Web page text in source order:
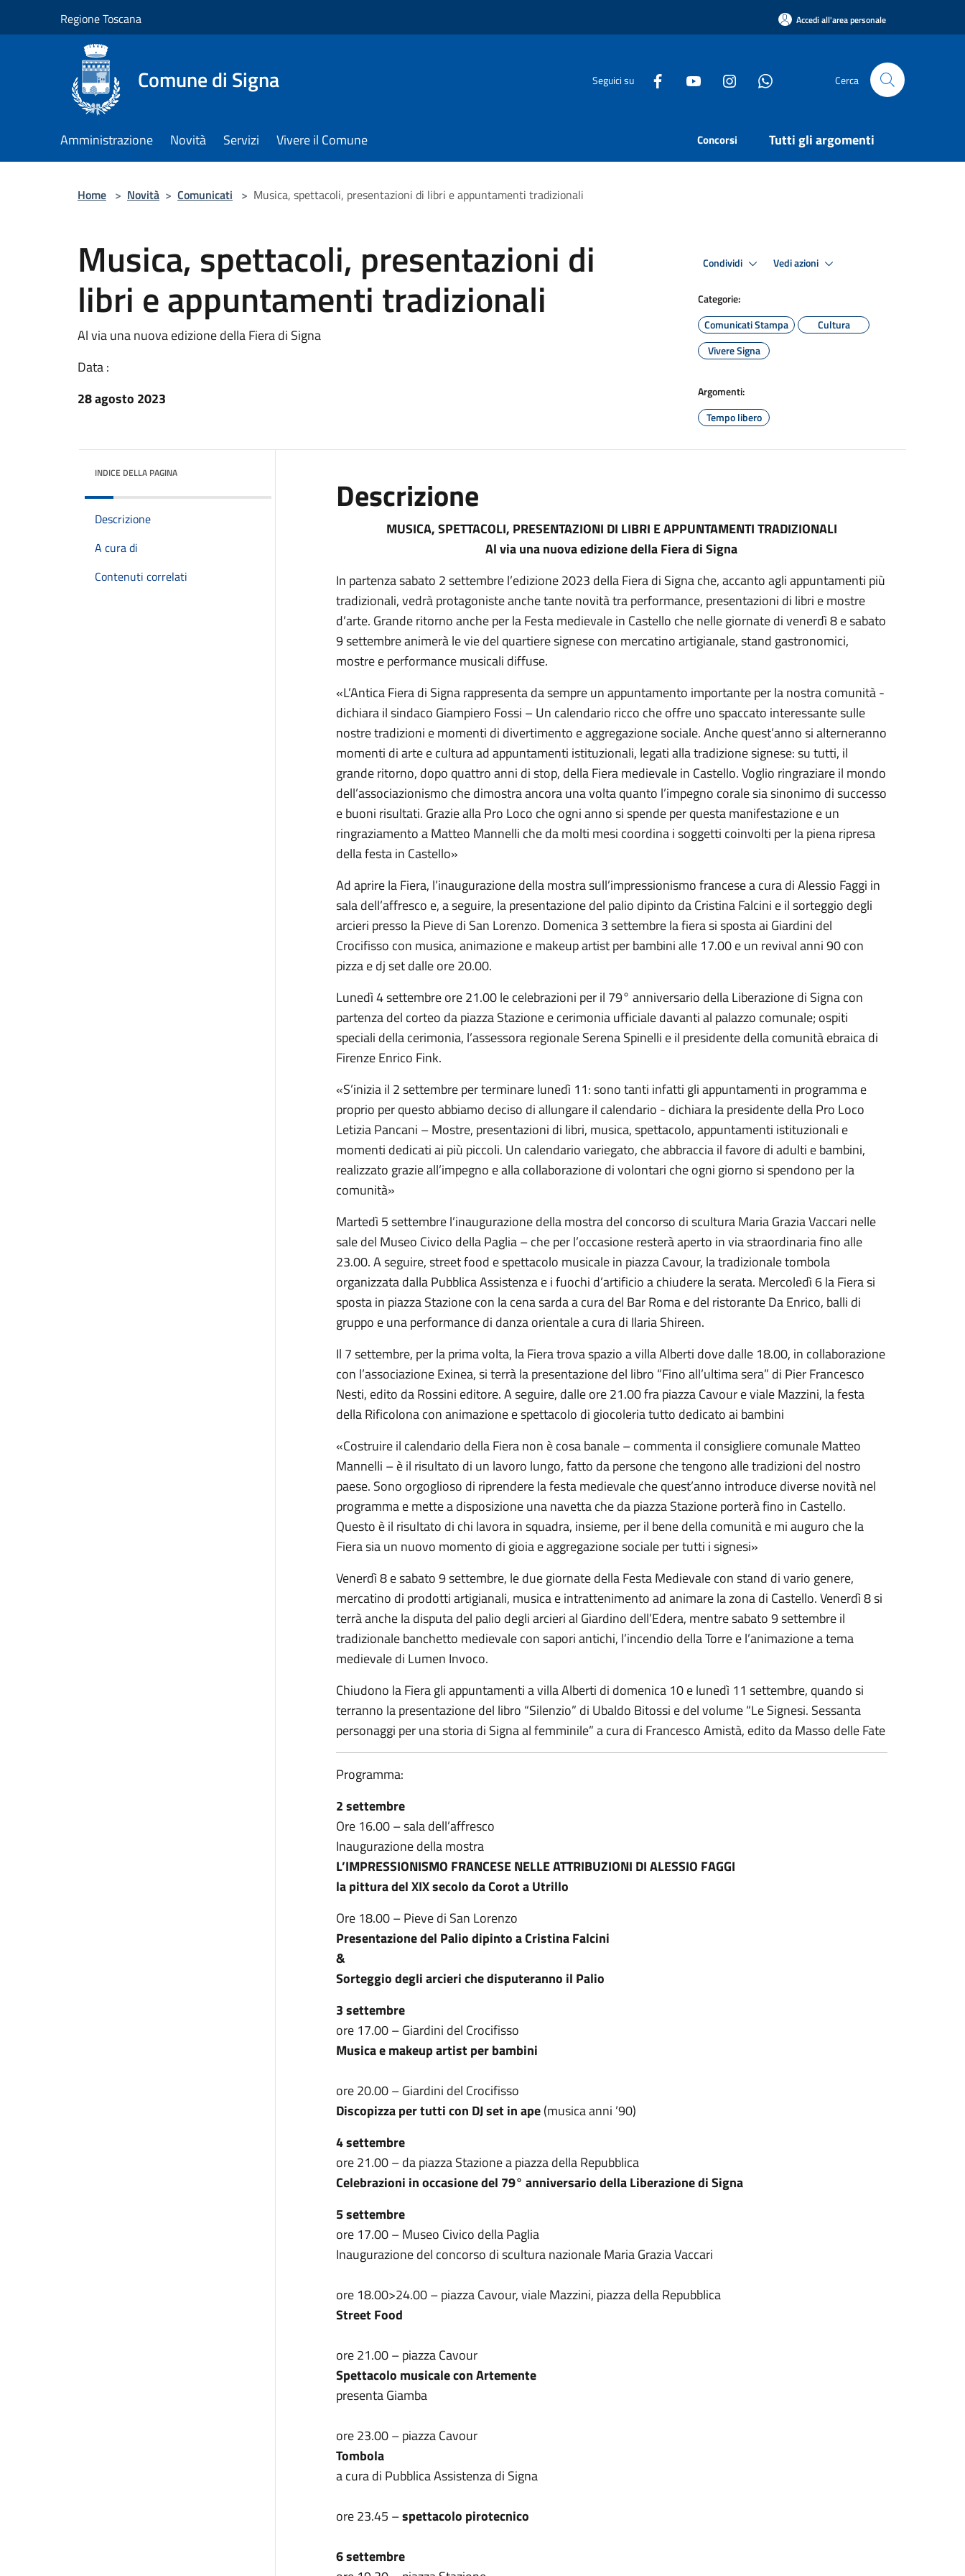
Regione Toscana Accedi all'area personale
Comune di Signa Seguici su Cerca
Amministrazione Novità Servizi Vivere il Comune Concorsi Tutti gli argomenti
Home > Novità > Comunicati > Musica, spettacoli, presentazioni di libri e appuntamenti tradizionali
Musica, spettacoli, presentazioni di
libri e appuntamenti tradizionali
Al via una nuova edizione della Fiera di Signa
Data :
28 agosto 2023
Condividi Vedi azioni
Categorie:
Comunicati Stampa
Cultura
Vivere Signa
Argomenti:
Tempo libero
INDICE DELLA PAGINA
Descrizione
A cura di
Contenuti correlati
Descrizione
MUSICA, SPETTACOLI, PRESENTAZIONI DI LIBRI E APPUNTAMENTI TRADIZIONALI
Al via una nuova edizione della Fiera di Signa
In partenza sabato 2 settembre l’edizione 2023 della Fiera di Signa che, accanto agli appuntamenti più
tradizionali, vedrà protagoniste anche tante novità tra performance, presentazioni di libri e mostre
d’arte. Grande ritorno anche per la Festa medievale in Castello che nelle giornate di venerdì 8 e sabato
9 settembre animerà le vie del quartiere signese con mercatino artigianale, stand gastronomici,
mostre e performance musicali diffuse.
«L’Antica Fiera di Signa rappresenta da sempre un appuntamento importante per la nostra comunità -
dichiara il sindaco Giampiero Fossi – Un calendario ricco che offre uno spaccato interessante sulle
nostre tradizioni e momenti di divertimento e aggregazione sociale. Anche quest’anno si alterneranno
momenti di arte e cultura ad appuntamenti istituzionali, legati alla tradizione signese: su tutti, il
grande ritorno, dopo quattro anni di stop, della Fiera medievale in Castello. Voglio ringraziare il mondo
dell’associazionismo che dimostra ancora una volta quanto l’impegno corale sia sinonimo di successo
e buoni risultati. Grazie alla Pro Loco che ogni anno si spende per questa manifestazione e un
ringraziamento a Matteo Mannelli che da molti mesi coordina i soggetti coinvolti per la piena ripresa
della festa in Castello»
Ad aprire la Fiera, l’inaugurazione della mostra sull’impressionismo francese a cura di Alessio Faggi in
sala dell’affresco e, a seguire, la presentazione del palio dipinto da Cristina Falcini e il sorteggio degli
arcieri presso la Pieve di San Lorenzo. Domenica 3 settembre la fiera si sposta ai Giardini del
Crocifisso con musica, animazione e makeup artist per bambini alle 17.00 e un revival anni 90 con
pizza e dj set dalle ore 20.00.
Lunedì 4 settembre ore 21.00 le celebrazioni per il 79° anniversario della Liberazione di Signa con
partenza del corteo da piazza Stazione e cerimonia ufficiale davanti al palazzo comunale; ospiti
speciali della cerimonia, l’assessora regionale Serena Spinelli e il presidente della comunità ebraica di
Firenze Enrico Fink.
«S’inizia il 2 settembre per terminare lunedì 11: sono tanti infatti gli appuntamenti in programma e
proprio per questo abbiamo deciso di allungare il calendario - dichiara la presidente della Pro Loco
Letizia Pancani – Mostre, presentazioni di libri, musica, spettacolo, appuntamenti istituzionali e
momenti dedicati ai più piccoli. Un calendario variegato, che abbraccia il favore di adulti e bambini,
realizzato grazie all’impegno e alla collaborazione di volontari che ogni giorno si spendono per la
comunità»
Martedì 5 settembre l’inaugurazione della mostra del concorso di scultura Maria Grazia Vaccari nelle
sale del Museo Civico della Paglia – che per l’occasione resterà aperto in via straordinaria fino alle
23.00. A seguire, street food e spettacolo musicale in piazza Cavour, la tradizionale tombola
organizzata dalla Pubblica Assistenza e i fuochi d’artificio a chiudere la serata. Mercoledì 6 la Fiera si
sposta in piazza Stazione con la cena sarda a cura del Bar Roma e del ristorante Da Enrico, balli di
gruppo e una performance di danza orientale a cura di Ilaria Shireen.
Il 7 settembre, per la prima volta, la Fiera trova spazio a villa Alberti dove dalle 18.00, in collaborazione
con l’associazione Exinea, si terrà la presentazione del libro “Fino all’ultima sera” di Pier Francesco
Nesti, edito da Rossini editore. A seguire, dalle ore 21.00 fra piazza Cavour e viale Mazzini, la festa
della Rificolona con animazione e spettacolo di giocoleria tutto dedicato ai bambini
«Costruire il calendario della Fiera non è cosa banale – commenta il consigliere comunale Matteo
Mannelli – è il risultato di un lavoro lungo, fatto da persone che tengono alle tradizioni del nostro
paese. Sono orgoglioso di riprendere la festa medievale che quest’anno introduce diverse novità nel
programma e mette a disposizione una navetta che da piazza Stazione porterà fino in Castello.
Questo è il risultato di chi lavora in squadra, insieme, per il bene della comunità e mi auguro che la
Fiera sia un nuovo momento di gioia e aggregazione sociale per tutti i signesi»
Venerdì 8 e sabato 9 settembre, le due giornate della Festa Medievale con stand di vario genere,
mercatino di prodotti artigianali, musica e intrattenimento ad animare la zona di Castello. Venerdì 8 si
terrà anche la disputa del palio degli arcieri al Giardino dell’Edera, mentre sabato 9 settembre il
tradizionale banchetto medievale con sapori antichi, l’incendio della Torre e l’animazione a tema
medievale di Lumen Invoco.
Chiudono la Fiera gli appuntamenti a villa Alberti di domenica 10 e lunedì 11 settembre, quando si
terranno la presentazione del libro “Silenzio” di Ubaldo Bitossi e del volume “Le Signesi. Sessanta
personaggi per una storia di Signa al femminile” a cura di Francesco Amistà, edito da Masso delle Fate
Programma:
2 settembre
Ore 16.00 – sala dell’affresco
Inaugurazione della mostra
L’IMPRESSIONISMO FRANCESE NELLE ATTRIBUZIONI DI ALESSIO FAGGI
la pittura del XIX secolo da Corot a Utrillo
Ore 18.00 – Pieve di San Lorenzo
Presentazione del Palio dipinto a Cristina Falcini
&
Sorteggio degli arcieri che disputeranno il Palio
3 settembre
ore 17.00 – Giardini del Crocifisso
Musica e makeup artist per bambini
ore 20.00 – Giardini del Crocifisso
Discopizza per tutti con DJ set in ape(musica anni ’90)
4 settembre
ore 21.00 – da piazza Stazione a piazza della Repubblica
Celebrazioni in occasione del 79° anniversario della Liberazione di Signa
5 settembre
ore 17.00 – Museo Civico della Paglia
Inaugurazione del concorso di scultura nazionale Maria Grazia Vaccari
ore 18.00>24.00 – piazza Cavour, viale Mazzini, piazza della Repubblica
Street Food
ore 21.00 – piazza Cavour
Spettacolo musicale con Artemente
presenta Giamba
ore 23.00 – piazza Cavour
Tombola
a cura di Pubblica Assistenza di Signa
ore 23.45 –spettacolo pirotecnico
6 settembre